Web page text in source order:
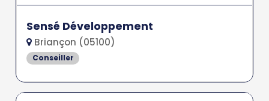
Sensé Développement
Briançon (05100)
Conseiller